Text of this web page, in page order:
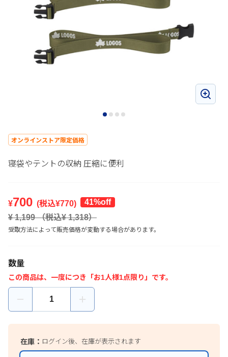
オンラインストア限定価格
寝袋やテントの収納 圧縮に便利
¥700 (税込¥770)
41%off
¥ 1,199（税込¥1,318）
受取方法によって販売価格が変動する場合があります。
数量
この商品は、一度につき「お1人様1点限り」です。
在庫： ログイン後、在庫が表示されます